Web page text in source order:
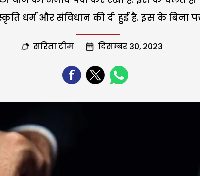
धर्म और संविधान की दी हुई है. इस के बिना
सरिता टीम दिसम्बर 30, 2023